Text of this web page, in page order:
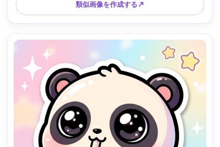
類似画像を作成する↗